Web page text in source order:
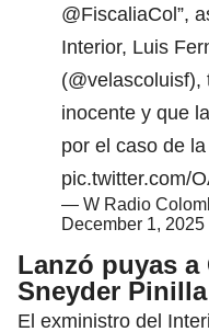
@FiscaliaCol”,
Interior, Luis
(@velascoluisf),
inocente y que
por el caso de la
pic.twitter.com/
— W Radio
December 1, 2025
Lanzó puyas
Sneyder Pinilla
El exministro del